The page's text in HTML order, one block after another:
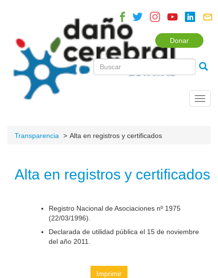
Donar
Transparencia Alta en registros y certificados
Alta en registros y certificados
Registro Nacional de Asociaciones nº 1975
(22/03/1996).
Declarada de utilidad pública el 15 de noviembre
del año 2011.
Imprimir